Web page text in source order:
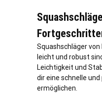
Squashschläger von
leicht und robust
Leichtigkeit und
dir eine schnelle
ermöglichen.